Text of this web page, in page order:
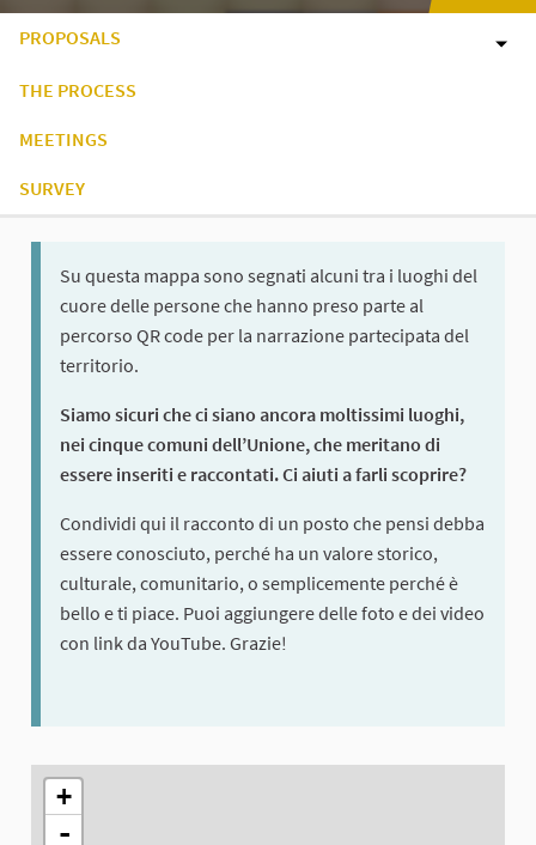
PROPOSALS
THE PROCESS
MEETINGS
SURVEY
Su questa mappa sono segnati alcuni tra i luoghi del
cuore delle persone che hanno preso parte al
percorso QR code per la narrazione partecipata del
territorio.
Siamo sicuri che ci siano ancora moltissimi luoghi,
nei cinque comuni dell’Unione, che meritano di
essere inseriti e raccontati. Ci aiuti a farli scoprire?
Condividi qui il racconto di un posto che pensi debba
essere conosciuto, perché ha un valore storico,
culturale, comunitario, o semplicemente perché è
bello e ti piace. Puoi aggiungere delle foto e dei video
con link da YouTube. Grazie!
The following element is a map which presents the items on
+
-